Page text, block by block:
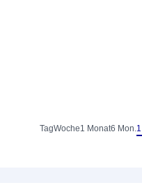
TagWoche1 Monat6 Mon.